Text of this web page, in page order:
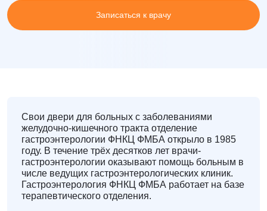
Записаться к врачу
Свои двери для больных с заболеваниями
желудочно-кишечного тракта отделение
гастроэнтерологии ФНКЦ ФМБА открыло в 1985
году. В течение трёх десятков лет врачи-
гастроэнтерологии оказывают помощь больным в
числе ведущих гастроэнтерологических клиник.
Гастроэнтерология ФНКЦ ФМБА работает на базе
терапевтического отделения.